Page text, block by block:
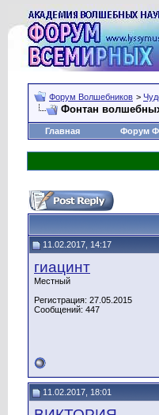
Форум Волшебников >
Фонтан
Главная
Форум
11.02.2017, 14:17
гиацинт
Местный
Регистрация: 27.05.2015
Сообщений: 447
11.02.2017, 18:01